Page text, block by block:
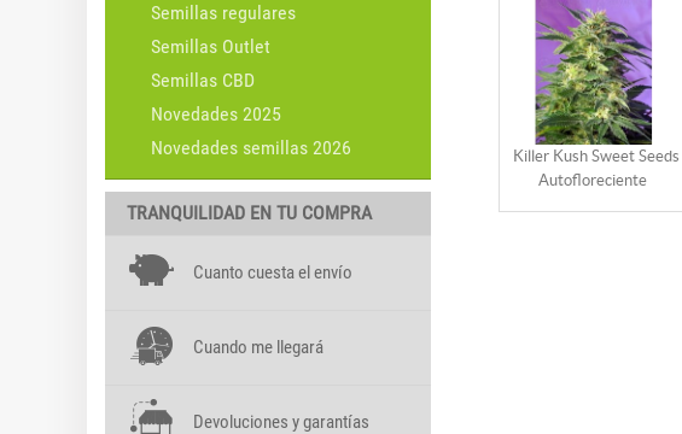
Semillas regulares
Semillas Outlet
Semillas CBD
Novedades 2025
Novedades semillas 2026
TRANQUILIDAD EN TU COMPRA
Cuanto cuesta el envío
Cuando me llegará
Devoluciones y garantías
Killer Kush Sweet Seeds
Autofloreciente